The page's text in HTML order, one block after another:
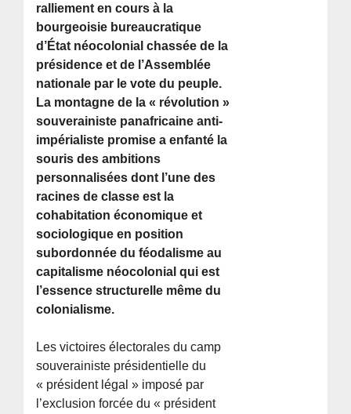
ralliement en cours à la
bourgeoisie bureaucratique
d’État néocolonial chassée de la
présidence et de l’Assemblée
nationale par le vote du peuple.
La montagne de la « révolution »
souverainiste panafricaine anti-
impérialiste promise a enfanté la
souris des ambitions
personnalisées dont l’une des
racines de classe est la
cohabitation économique et
sociologique en position
subordonnée du féodalisme au
capitalisme néocolonial qui est
l’essence structurelle même du
colonialisme.
Les victoires électorales du camp
souverainiste présidentielle du
« président légal » imposé par
l’exclusion forcée du « président